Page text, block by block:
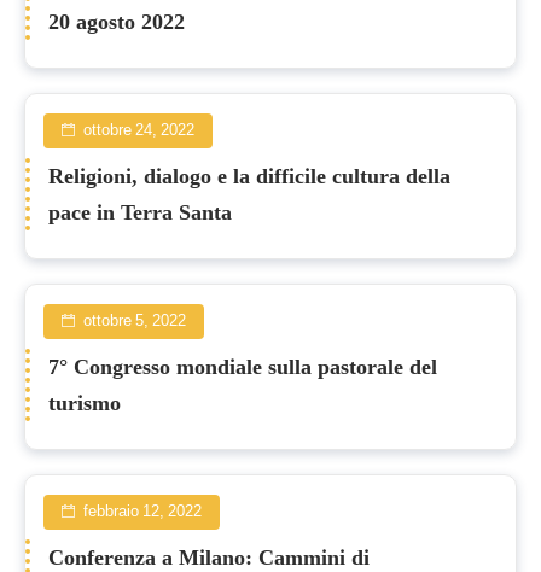
20 agosto 2022
ottobre 24, 2022
Religioni, dialogo e la difficile cultura della
pace in Terra Santa
ottobre 5, 2022
7° Congresso mondiale sulla pastorale del
turismo
febbraio 12, 2022
Conferenza a Milano: Cammini di